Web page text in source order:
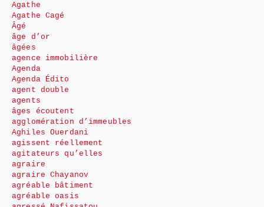
Agathe
Agathe Cagé
Âgé
âge d’or
âgées
agence immobilière
Agenda
Agenda Édito
agent double
agents
âges écoutent
agglomération d’immeubles
Aghiles Ouerdani
agissent réellement
agitateurs qu’elles
agraire
agraire Chayanov
agréable bâtiment
agréable oasis